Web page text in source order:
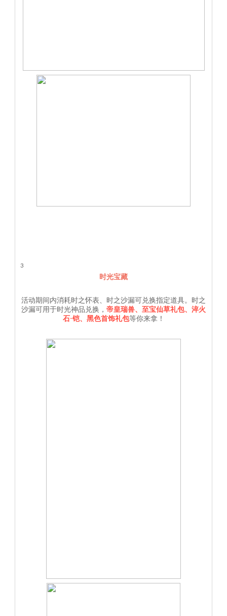
3
时光宝藏
活动期间内消耗时之怀表、时之沙漏可兑换指定道具。时之
沙漏可用于时光神品兑换， 帝皇瑞兽、至宝仙草礼包、淬火
石·铠、黑色首饰礼包等你来拿！